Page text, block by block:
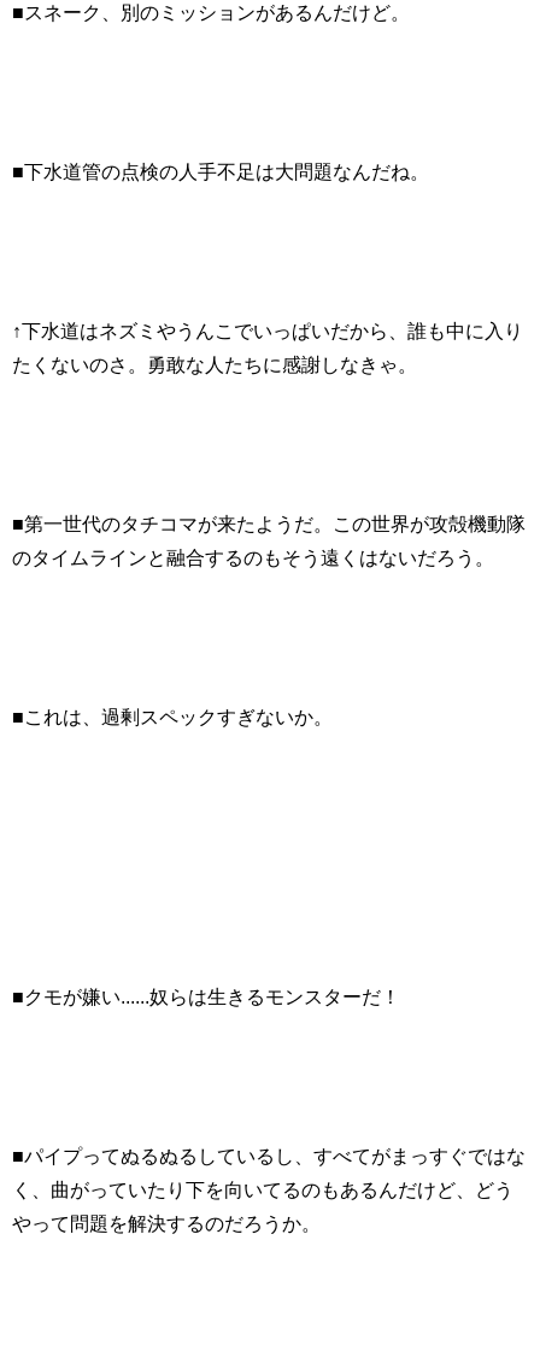
■スネーク、別のミッションがあるんだけど。
■下水道管の点検の人手不足は大問題なんだね。
↑下水道はネズミやうんこでいっぱいだから、誰も中に入り
たくないのさ。勇敢な人たちに感謝しなきゃ。
■第一世代のタチコマが来たようだ。この世界が攻殻機動隊
のタイムラインと融合するのもそう遠くはないだろう。
■これは、過剰スペックすぎないか。
■クモが嫌い......奴らは生きるモンスターだ！
■パイプってぬるぬるしているし、すべてがまっすぐではな
く、曲がっていたり下を向いてるのもあるんだけど、どう
やって問題を解決するのだろうか。